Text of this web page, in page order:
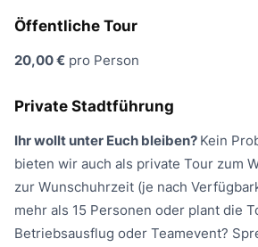
Öffentliche Tour
20,00 € pro Person
Private Stadtführung
Ihr wollt unter Euch bleiben? Kein
bieten wir auch als private Tour zum
zur Wunschuhrzeit (je nach
mehr als 15 Personen oder plant die
Betriebsausflug oder Teamevent?